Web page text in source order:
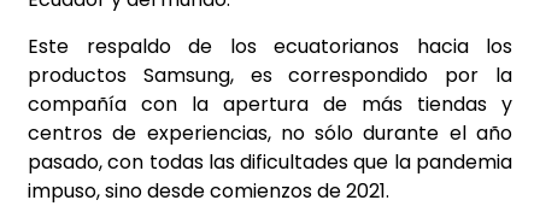
Este respaldo de los ecuatorianos hacia los
productos Samsung, es correspondido por la
compañía con la apertura de más tiendas y
centros de experiencias, no sólo durante el año
pasado, con todas las dificultades que la pandemia
impuso, sino desde comienzos de 2021.